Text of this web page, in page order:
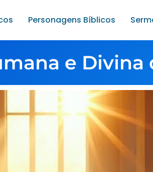
Personagens Bíblicos
e Divina